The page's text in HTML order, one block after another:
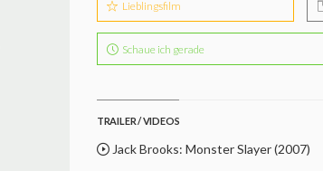
Lieblingsfilm
Schaue ich gerade
TRAILER / VIDEOS
Jack Brooks: Monster Slayer (2007)